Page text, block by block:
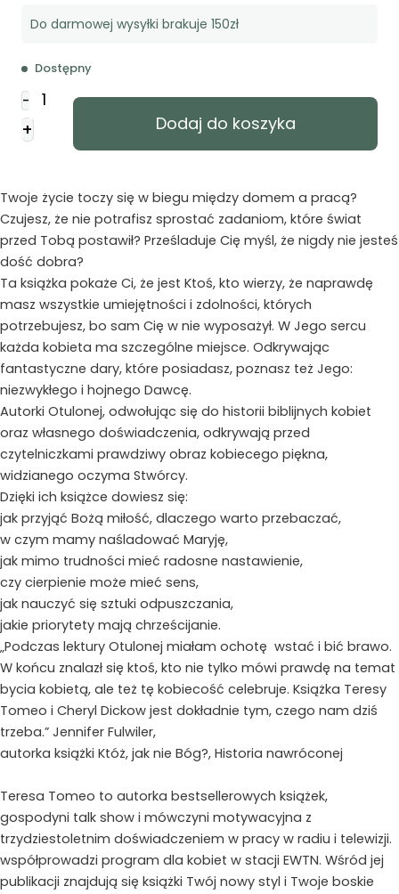
Do darmowej wysyłki brakuje 150zł
Dostępny
-
Otulona
+ Dodaj do koszyka
Twoje życie toczy się w biegu między domem a pracą?
Czujesz, że nie potrafisz sprostać zadaniom, które świat
przed Tobą postawił? Prześladuje Cię myśl, że nigdy nie jesteś
dość dobra?
Ta książka pokaże Ci, że jest Ktoś, kto wierzy, że naprawdę
masz wszystkie umiejętności i zdolności, których
potrzebujesz, bo sam Cię w nie wyposażył. W Jego sercu
każda kobieta ma szczególne miejsce. Odkrywając
fantastyczne dary, które posiadasz, poznasz też Jego:
niezwykłego i hojnego Dawcę.
Autorki Otulonej, odwołując się do historii biblijnych kobiet
oraz własnego doświadczenia, odkrywają przed
czytelniczkami prawdziwy obraz kobiecego piękna,
widzianego oczyma Stwórcy.
Dzięki ich książce dowiesz się:
jak przyjąć Bożą miłość, dlaczego warto przebaczać,
w czym mamy naśladować Maryję,
jak mimo trudności mieć radosne nastawienie,
czy cierpienie może mieć sens,
jak nauczyć się sztuki odpuszczania,
jakie priorytety mają chrześcijanie.
„Podczas lektury Otulonej miałam ochotę wstać i bić brawo.
W końcu znalazł się ktoś, kto nie tylko mówi prawdę na temat
bycia kobietą, ale też tę kobiecość celebruje. Książka Teresy
Tomeo i Cheryl Dickow jest dokładnie tym, czego nam dziś
trzeba.” Jennifer Fulwiler,
autorka książki Któż, jak nie Bóg?, Historia nawróconej
Teresa Tomeo to autorka bestsellerowych książek,
gospodyni talk show i mówczyni motywacyjna z
trzydziestoletnim doświadczeniem w pracy w radiu i telewizji.
współprowadzi program dla kobiet w stacji EWTN. Wśród jej
publikacji znajdują się książki Twój nowy styl i Twoje boskie